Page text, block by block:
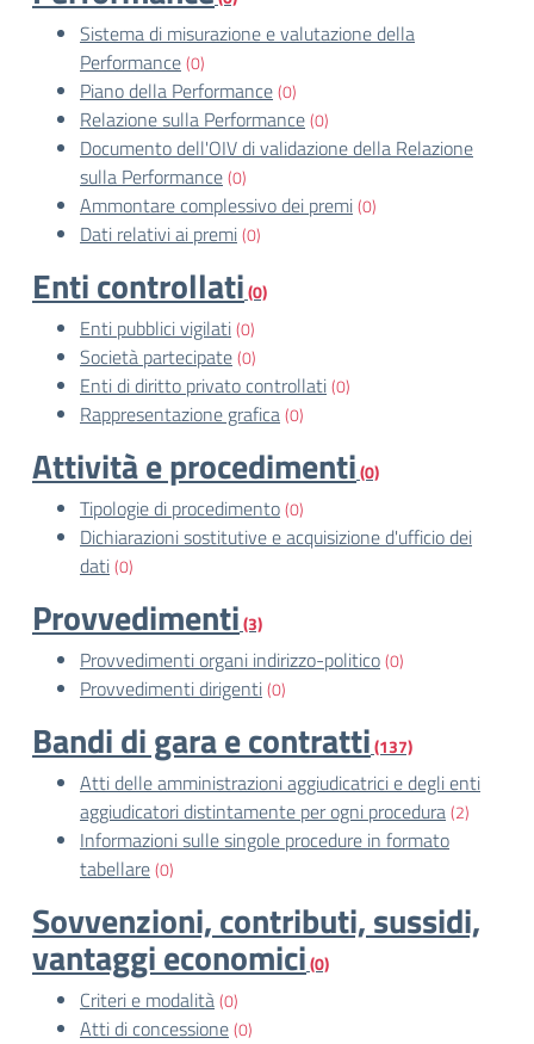
Sistema di misurazione e valutazione della
Performance(0)
Piano della Performance(0)
Relazione sulla Performance(0)
Documento dell'OIV di validazione della Relazione
sulla Performance(0)
Ammontare complessivo dei premi(0)
Dati relativi ai premi(0)
Enti controllati(0)
Enti pubblici vigilati(0)
Società partecipate(0)
Enti di diritto privato controllati(0)
Rappresentazione grafica(0)
Attività e procedimenti(0)
Tipologie di procedimento(0)
Dichiarazioni sostitutive e acquisizione d'ufficio dei
dati(0)
Provvedimenti(3)
Provvedimenti organi indirizzo-politico(0)
Provvedimenti dirigenti(0)
Bandi di gara e contratti(137)
Atti delle amministrazioni aggiudicatrici e degli enti
aggiudicatori distintamente per ogni procedura(2)
Informazioni sulle singole procedure in formato
tabellare(0)
Sovvenzioni, contributi, sussidi,
vantaggi economici(0)
Criteri e modalità(0)
Atti di concessione(0)